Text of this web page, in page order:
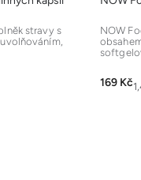
stravy s
169 Kč
NOW